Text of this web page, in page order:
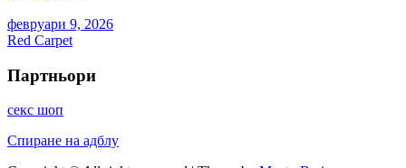
февруари 9, 2026
Red Carpet
Партньори
секс шоп
Спиране на адблу